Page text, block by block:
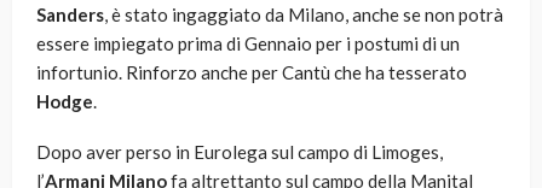
Sanders, è stato ingaggiato da Milano, anche se non potrà
essere impiegato prima di Gennaio per i postumi di un
infortunio. Rinforzo anche per Cantù che ha tesserato
Hodge.
Dopo aver perso in Eurolega sul campo di Limoges,
l’Armani Milanofa altrettanto sul campo della Manital